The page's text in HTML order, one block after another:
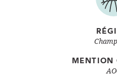
MENTION